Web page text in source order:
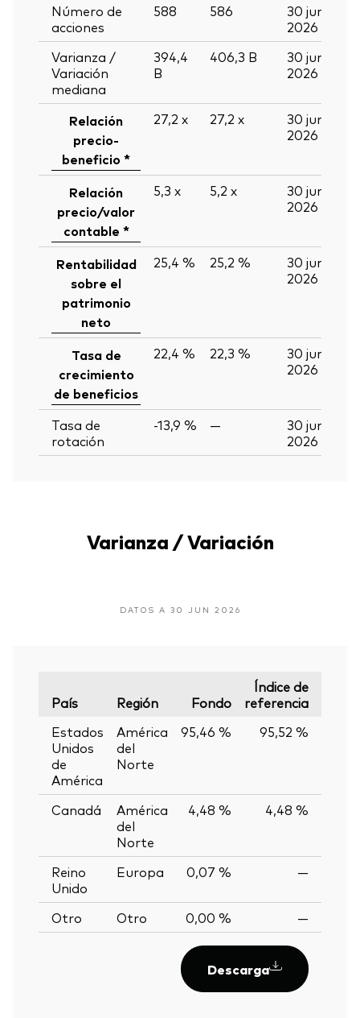
Número de
acciones
588 586
30 jun
2026
Varianza /
Variación
mediana
394,4
B
406,3 B
30 jun
2026
Relación
precio-
beneficio *
27,2 x 27,2 x
30 jun
2026
Relación
precio/valor
contable *
5,3 x 5,2 x
30 jun
2026
Rentabilidad
sobre el
patrimonio
neto
25,4 % 25,2 %
30 jun
2026
Tasa de
crecimiento
de beneficios
22,4 % 22,3 %
30 jun
2026
Tasa de
rotación
-13,9 % —
30 jun
2026
Varianza / Variación
DATOS A 30 JUN 2026
País Región Fondo
Índice de
referencia
Estados
Unidos
de
América
América
del
Norte
95,46 % 95,52 %
Canadá
América
del
Norte
4,48 % 4,48 %
Reino
Unido
Europa 0,07 % —
Otro Otro 0,00 % —
Descarga